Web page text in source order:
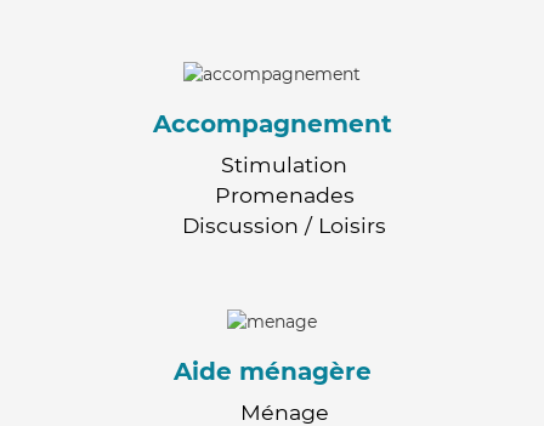
Accompagnement
Stimulation
Promenades
Discussion / Loisirs
Aide ménagère
Ménage